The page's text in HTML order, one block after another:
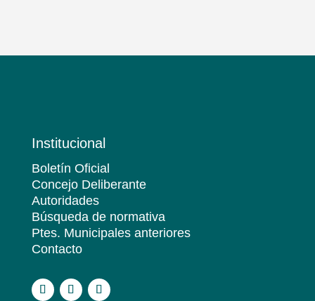
Institucional
Boletín Oficial
Concejo Deliberante
Autoridades
Búsqueda de normativa
Ptes. Municipales anteriores
Contacto